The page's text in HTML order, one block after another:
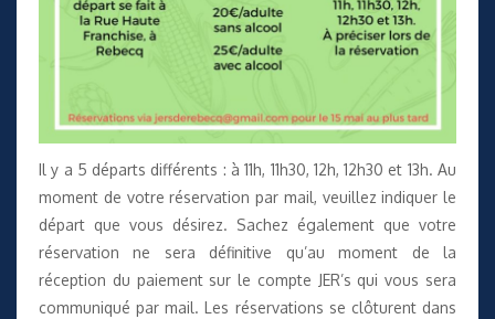
Il y a 5 départs différents : à 11h, 11h30, 12h, 12h30 et 13h. Au
moment de votre réservation par mail, veuillez indiquer le
départ que vous désirez. Sachez également que votre
réservation ne sera définitive qu’au moment de la
réception du paiement sur le compte JER’s qui vous sera
communiqué par mail. Les réservations se clôturent dans